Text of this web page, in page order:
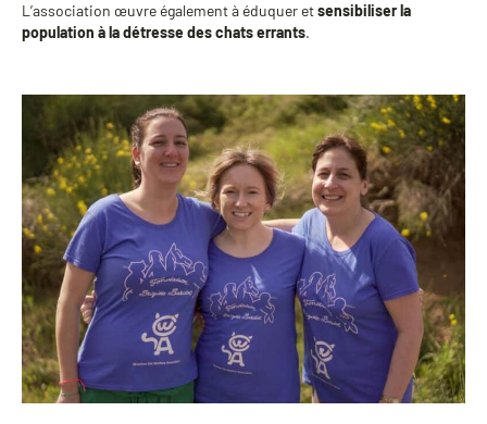
L’association œuvre également à éduquer etsensibiliser la
population à la détresse des chats errants.